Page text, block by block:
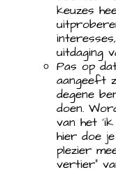
keuzes
uitdaging
Pas op
aangeeft
degene
doen.
van het
hier doe
plezier
vertier”